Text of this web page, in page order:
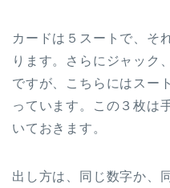
カードは５スートで、そ
ります。さらにジャック
ですが、こちらにはスー
っています。この３枚は
いておきます。
出し方は、同じ数字か、